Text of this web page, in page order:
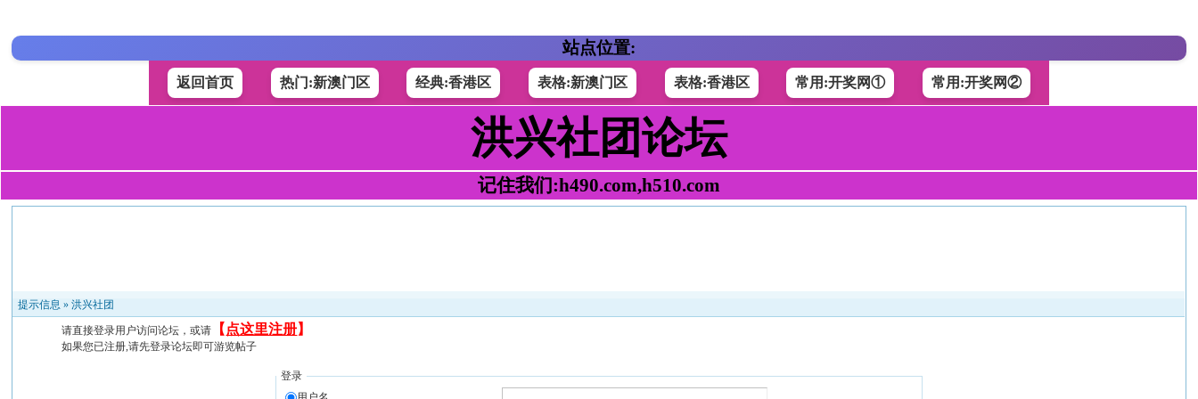
站点位置:
返回首页 热门:新澳门区 经典:香港区 表格:新澳门区 表格:香港区 常用:开奖网① 常用:开奖网②
洪兴社团论坛
记住我们:h490.com,h510.com
提示信息 »洪兴社团
请直接登录用户访问论坛，或请 【 点这里注册】
如果您已注册,请先登录论坛即可游览帖子
登录